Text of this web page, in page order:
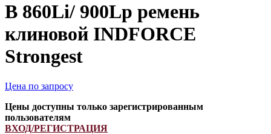
B 860Li/ 900Lp ремень
клиновой INDFORCE
Strongest
Цена по запросу
Цены доступны только зарегистрированным
пользователям
ВХОД/РЕГИСТРАЦИЯ